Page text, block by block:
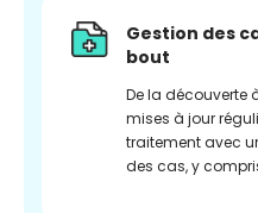
Gestion des
bout
De la découverte
mises à jour
traitement avec
des cas, y